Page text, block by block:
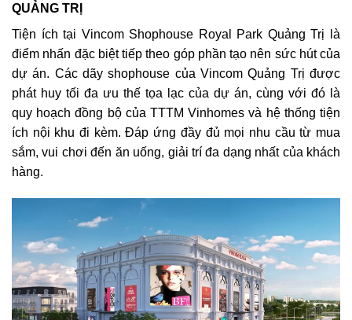
QUẢNG TRỊ
Tiện ích tại Vincom Shophouse Royal Park Quảng Trị là
điểm nhấn đặc biệt tiếp theo góp phần tạo nên sức hút của
dự án. Các dãy shophouse của Vincom Quảng Trị được
phát huy tối đa ưu thế tọa lạc của dự án, cùng với đó là
quy hoạch đồng bộ của TTTM Vinhomes và hệ thống tiện
ích nội khu đi kèm. Đáp ứng đầy đủ mọi nhu cầu từ mua
sắm, vui chơi đến ăn uống, giải trí đa dạng nhất của khách
hàng.